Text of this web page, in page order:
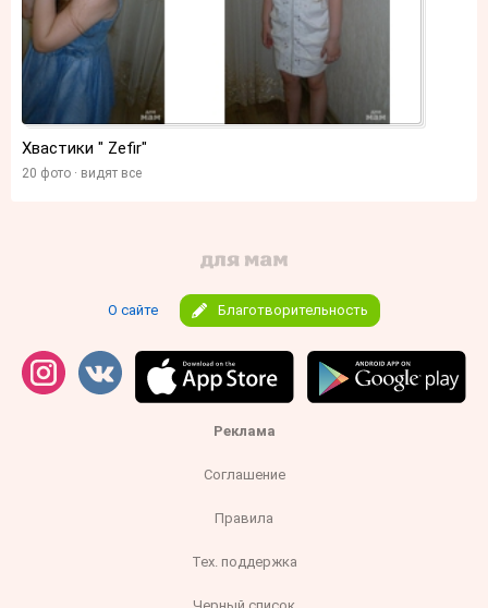
Хвастики " Zefir"
20 фото видят все
О сайте Благотворительность
Реклама
Соглашение
Правила
Тех. поддержка